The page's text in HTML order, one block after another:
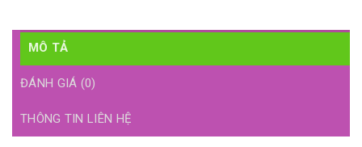
MÔ TẢ
ĐÁNH GIÁ (0)
THÔNG TIN LIÊN HỆ